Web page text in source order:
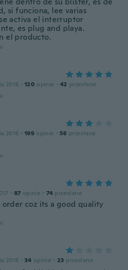
si funciona, lee varias
activa el interruptor
es plug and playa.
el producto.
2018 · 120 opinie · 42 przesłane
2016 · 199 opinie · 56 przesłane
· 87 opinie · 74 przesłane
order coz its a good quality
2018 · 34 opinie · 23 przesłane